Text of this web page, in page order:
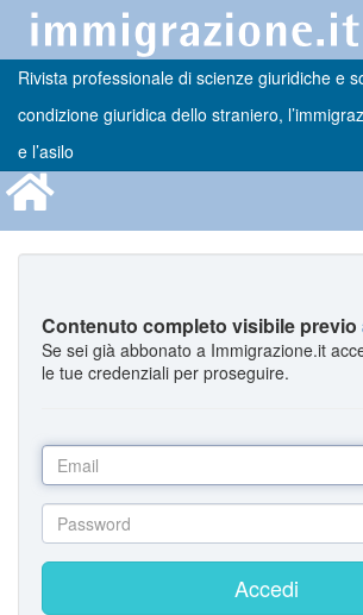
Rivista professionale di scienze giuridiche e
condizione giuridica dello straniero,
e l’asilo
Contenuto completo visibile previo
Se sei già abbonato a Immigrazione.it
le tue credenziali per proseguire.
Accedi